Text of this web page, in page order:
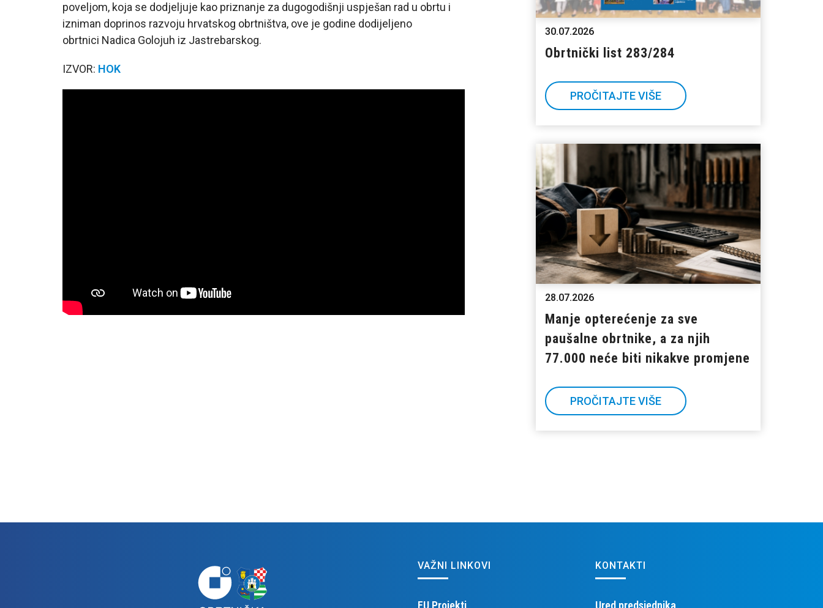
poveljom, koja se dodjeljuje kao priznanje za dugogodišnji uspješan rad u obrtu i
izniman doprinos razvoju hrvatskog obrtništva, ove je godine dodijeljeno
obrtnici Nadica Golojuh iz Jastrebarskog.
IZVOR: HOK
30.07.2026
Obrtnički list 283/284
PROČITAJTE VIŠE
28.07.2026
Manje opterećenje za sve
paušalne obrtnike, a za njih
77.000 neće biti nikakve promjene
PROČITAJTE VIŠE
VAŽNI LINKOVI
EU Projekti
KONTAKTI
Ured predsjednika